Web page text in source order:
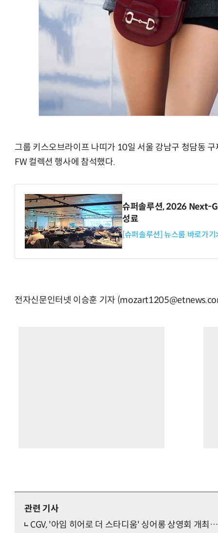
그룹 키스오브라이프 나띠가 10일 서울 강남구 청담동
FW 컬렉션 행사에 참석했다.
슈퍼솔루션, 2026 Next-
성료
[슈퍼솔루션] 뉴스룸 바로가기
전자신문인터넷 이승훈 기자
관련 기사
CGV, '아임 히어로 더 스타디움' 싱어롱 상영회 개